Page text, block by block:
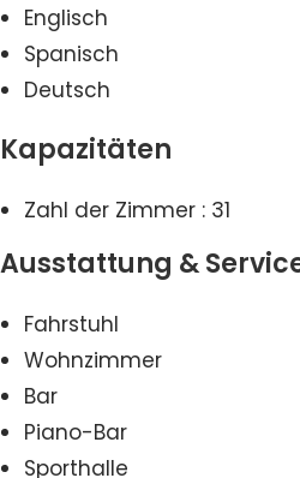
Englisch
Spanisch
Deutsch
Kapazitäten
Zahl der Zimmer : 31
Ausstattung &
Fahrstuhl
Wohnzimmer
Bar
Piano-Bar
Sporthalle